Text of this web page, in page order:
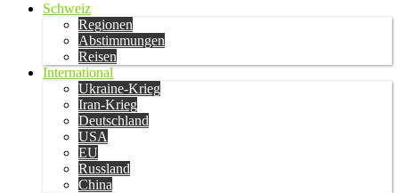
Schweiz
Regionen
Abstimmungen
Reisen
International
Ukraine-Krieg
Iran-Krieg
Deutschland
USA
EU
Russland
China